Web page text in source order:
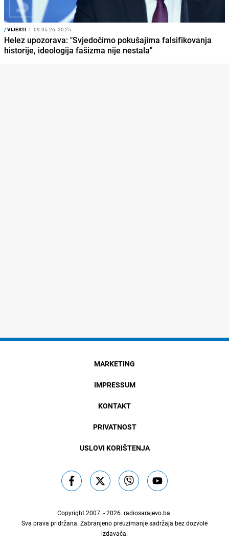
/VIJESTI I 09.05.26. 20:25
Helez upozorava: "Svjedočimo pokušajima falsifikovanja
historije, ideologija fašizma nije nestala"
MARKETING
IMPRESSUM
KONTAKT
PRIVATNOST
USLOVI KORIŠTENJA
Copyright 2007. - 2026. radiosarajevo.ba.
Sva prava pridržana. Zabranjeno preuzimanje sadržaja bez dozvole
izdavača.